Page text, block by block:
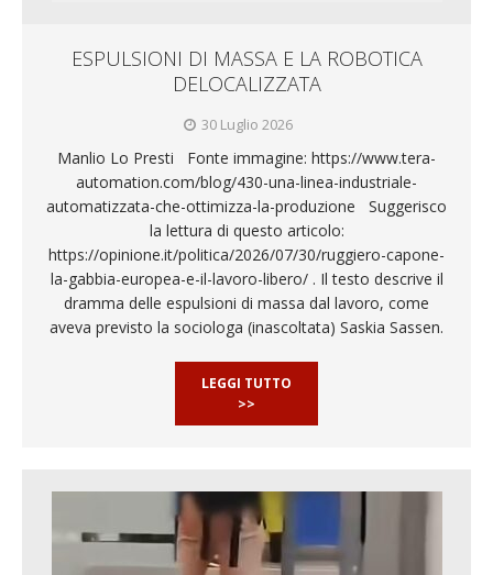
ESPULSIONI DI MASSA E LA ROBOTICA
DELOCALIZZATA
30 Luglio 2026
Manlio Lo Presti Fonte immagine: https://www.tera-
automation.com/blog/430-una-linea-industriale-
automatizzata-che-ottimizza-la-produzione Suggerisco
la lettura di questo articolo:
https://opinione.it/politica/2026/07/30/ruggiero-capone-
la-gabbia-europea-e-il-lavoro-libero/ . Il testo descrive il
dramma delle espulsioni di massa dal lavoro, come
aveva previsto la sociologa (inascoltata) Saskia Sassen.
LEGGI TUTTO
>>